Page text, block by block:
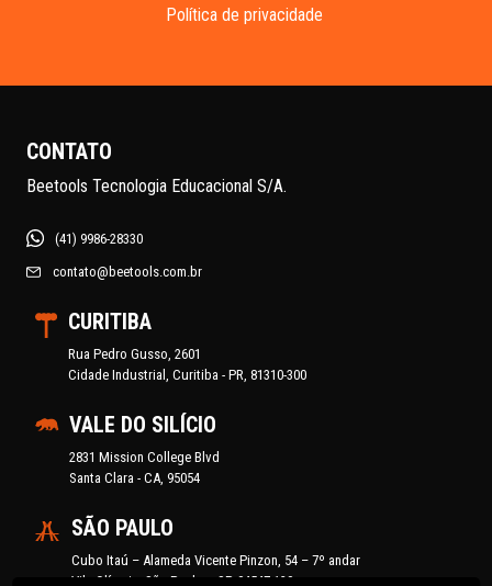
Política de privacidade
CONTATO
Beetools Tecnologia Educacional S/A.
(41) 9986-28330
contato@beetools.com.br
CURITIBA
Rua Pedro Gusso, 2601
Cidade Industrial, Curitiba - PR, 81310-300
VALE DO SILÍCIO
2831 Mission College Blvd
Santa Clara - CA, 95054
SÃO PAULO
Cubo Itaú – Alameda Vicente Pinzon, 54 – 7º andar
Vila Olímpia, São Paulo – SP, 04547-130